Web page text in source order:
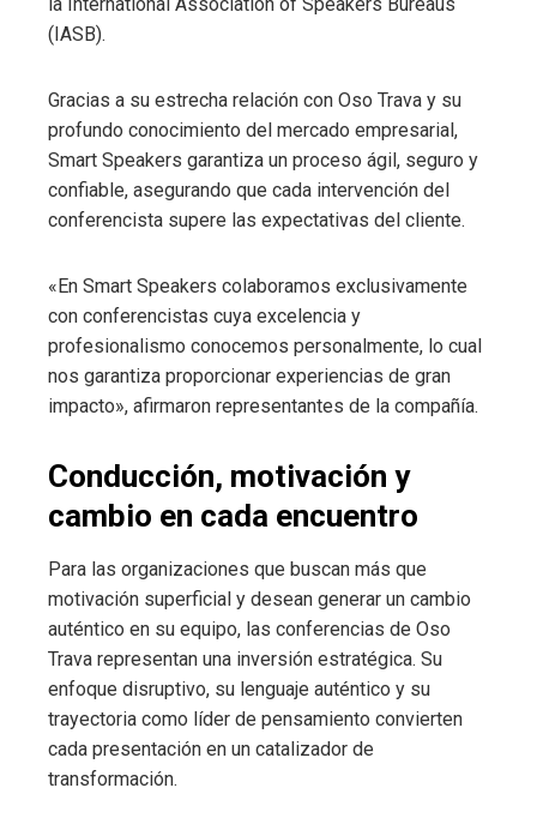
(IASB).
Gracias a su estrecha relación con Oso Trava y su
profundo conocimiento del mercado empresarial,
Smart Speakers garantiza un proceso ágil, seguro y
confiable, asegurando que cada intervención del
conferencista supere las expectativas del cliente.
«En Smart Speakers colaboramos exclusivamente
con conferencistas cuya excelencia y
profesionalismo conocemos personalmente, lo cual
nos garantiza proporcionar experiencias de gran
impacto», afirmaron representantes de la compañía.
Conducción, motivación y
cambio en cada encuentro
Para las organizaciones que buscan más que
motivación superficial y desean generar un cambio
auténtico en su equipo, las conferencias de Oso
Trava representan una inversión estratégica. Su
enfoque disruptivo, su lenguaje auténtico y su
trayectoria como líder de pensamiento convierten
cada presentación en un catalizador de
transformación.